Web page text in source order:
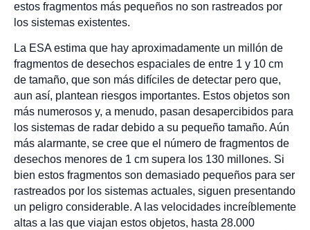
estos fragmentos más pequeños no son rastreados por
los sistemas existentes.
La ESA estima que hay aproximadamente un millón de
fragmentos de desechos espaciales de entre 1 y 10 cm
de tamaño, que son más difíciles de detectar pero que,
aun así, plantean riesgos importantes. Estos objetos son
más numerosos y, a menudo, pasan desapercibidos para
los sistemas de radar debido a su pequeño tamaño. Aún
más alarmante, se cree que el número de fragmentos de
desechos menores de 1 cm supera los 130 millones. Si
bien estos fragmentos son demasiado pequeños para ser
rastreados por los sistemas actuales, siguen presentando
un peligro considerable. A las velocidades increíblemente
altas a las que viajan estos objetos, hasta 28.000